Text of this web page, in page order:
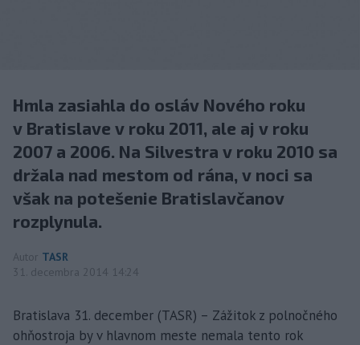
Hmla zasiahla do osláv Nového roku
v Bratislave v roku 2011, ale aj v roku
2007 a 2006. Na Silvestra v roku 2010 sa
držala nad mestom od rána, v noci sa
však na potešenie Bratislavčanov
rozplynula.
Autor TASR
31. decembra 2014 14:24
Bratislava 31. december (TASR) – Zážitok z polnočného
ohňostroja by v hlavnom meste nemala tento rok